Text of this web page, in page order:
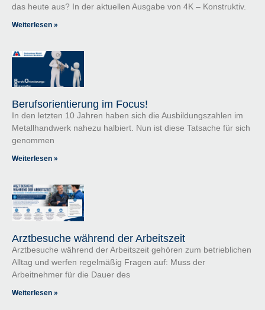
das heute aus? In der aktuellen Ausgabe von 4K – Konstruktiv.
Weiterlesen »
Berufsorientierung im Focus!
In den letzten 10 Jahren haben sich die Ausbildungszahlen im
Metallhandwerk nahezu halbiert. Nun ist diese Tatsache für sich
genommen
Weiterlesen »
Arztbesuche während der Arbeitszeit
Arztbesuche während der Arbeitszeit gehören zum betrieblichen
Alltag und werfen regelmäßig Fragen auf: Muss der
Arbeitnehmer für die Dauer des
Weiterlesen »